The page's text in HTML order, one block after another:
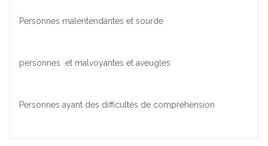
Personnes malentendantes et sourde
personnes et malvoyantes et aveugles
Personnes ayant des difficultés de compréhension